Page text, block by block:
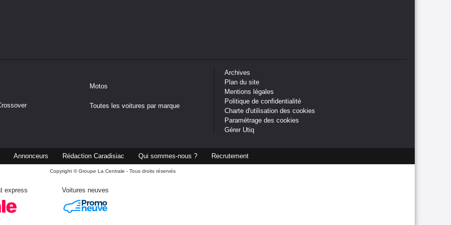
Motos
Toutes les voitures par marque
Archives
Plan du site
Mentions légales
Politique de confidentialité
Charte d'utilisation des cookies
Paramétrage des cookies
Gérer Utiq
Annonceurs Rédaction Caradisiac Qui sommes-nous ? Recrutement
Copyright © Groupe La Centrale - Tous droits réservés
express Voitures neuves